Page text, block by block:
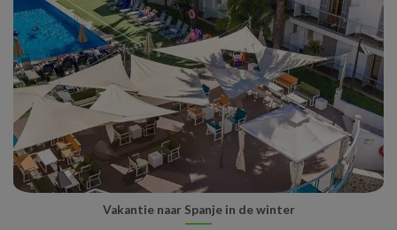
Vakantie naar Spanje in de winter